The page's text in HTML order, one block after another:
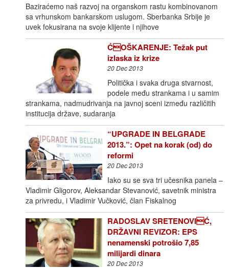
Baziraćemo naš razvoj na organskom rastu kombinovanom
sa vrhunskom bankarskom uslugom. Sberbanka Srbije je
uvek fokusirana na svoje klijente i njihove
ĆOŠKARENJE: Težak put
izlaska iz krize
20 Dec 2013
Politička i svaka druga stvarnost,
podele među strankama i u samim
strankama, nadmudrivanja na javnoj sceni između različitih
institucija države, sudaranja
“UPGRADE IN BELGRADE
2013.”: Opet na korak (od) do
reformi
20 Dec 2013
Iako su se sva tri učesnika panela –
Vladimir Gligorov, Aleksandar Stevanović, savetnik ministra
za privredu, i Vladimir Vučković, član Fiskalnog
RADOSLAV SRETENOVIĆ,
DRŽAVNI REVIZOR: EPS
nenamenski potrošio 7,85
milijardi dinara
20 Dec 2013